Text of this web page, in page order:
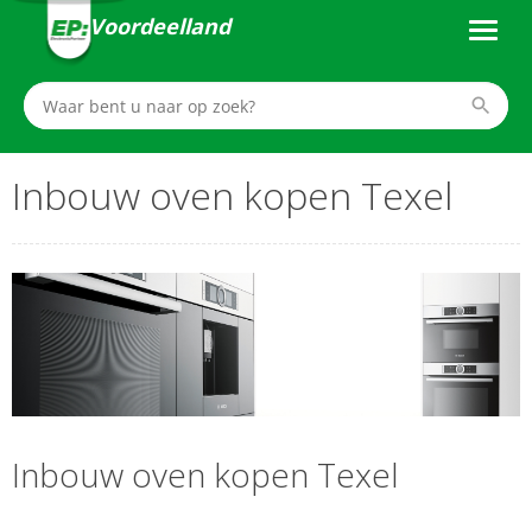
Voordeelland
Inbouw oven kopen Texel
Inbouw oven kopen Texel